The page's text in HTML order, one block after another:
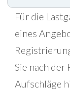
Für die
eines
Sie nach
Aufschläge